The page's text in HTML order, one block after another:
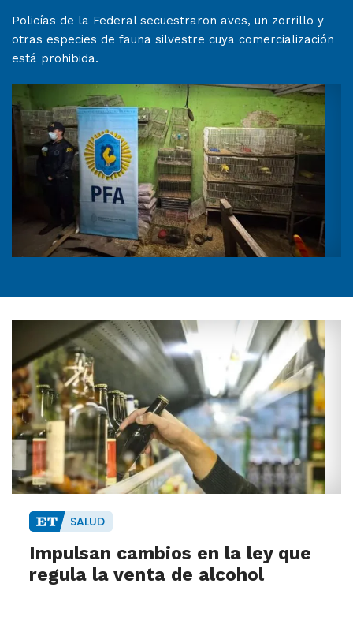
Policías de la Federal secuestraron aves, un zorrillo y
otras especies de fauna silvestre cuya comercialización
está prohibida.
SALUD
Impulsan cambios en la ley que
regula la venta de alcohol